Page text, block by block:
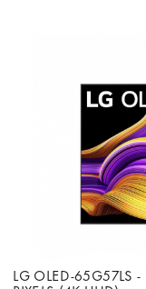
LG OLED-65G57LS